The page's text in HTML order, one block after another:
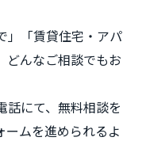
」「賃貸住宅・アパ
どんなご相談でもお
話にて、無料相談を
ームを進められるよ